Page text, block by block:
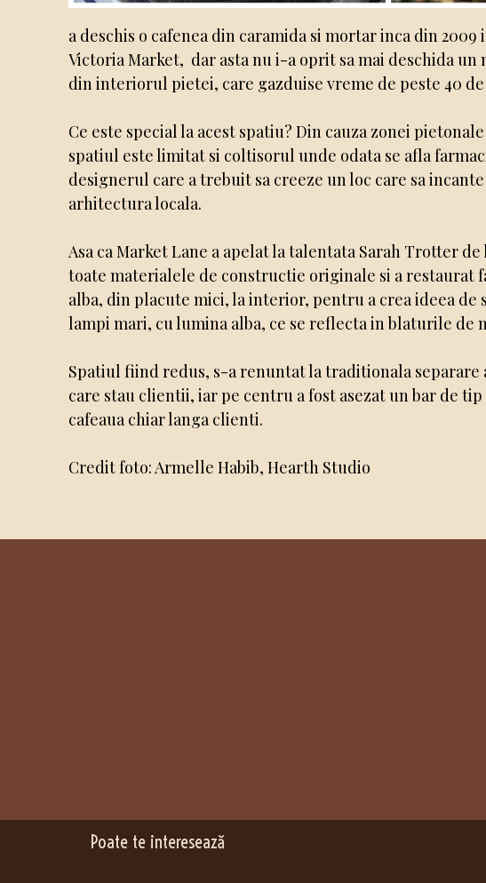
a deschis o cafenea din caramida si mortar inca din
Victoria Market, dar asta nu i-a oprit sa mai deschida
din interiorul pietei, care gazduise vreme de peste 40 de
Ce este special la acest spatiu? Din cauza zonei
spatiul este limitat si coltisorul unde odata se afla
designerul care a trebuit sa creeze un loc care sa
arhitectura locala.
Asa ca Market Lane a apelat la talentata Sarah Trotter
toate materialele de constructie originale si a restaurat
alba, din placute mici, la interior, pentru a crea ideea de
lampi mari, cu lumina alba, ce se reflecta in blaturile de
Spatiul fiind redus, s-a renuntat la traditionala separare
care stau clientii, iar pe centru a fost asezat un bar de
cafeaua chiar langa clienti.
Credit foto: Armelle Habib, Hearth Studio
Poate te interesează